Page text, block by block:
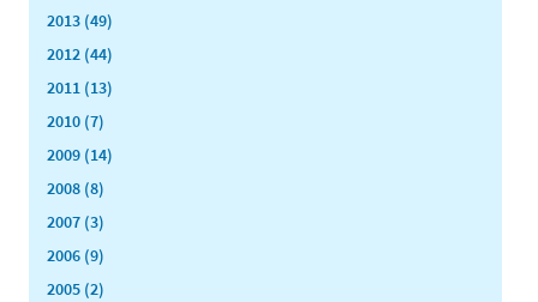
2013 (49)
2012 (44)
2011 (13)
2010 (7)
2009 (14)
2008 (8)
2007 (3)
2006 (9)
2005 (2)